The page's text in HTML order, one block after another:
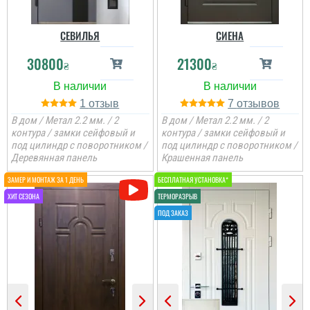
Марина
Михаил
Если ищете надёжную
дверь,зайдите в этот
магазин. Отличный
сервис! Все в одной
СЕВИЛЬЯ
30800₴
1
В дом / Метал 2.2 мм. / 2
контура / замки сейфовый и
под цилиндр с поворотником /
Деревянная панель
СИЕНА
21300₴
7
В дом / Метал 2.2 мм. / 2
контура / замки сейфовый и
под цилиндр с поворотником /
Крашенная панель